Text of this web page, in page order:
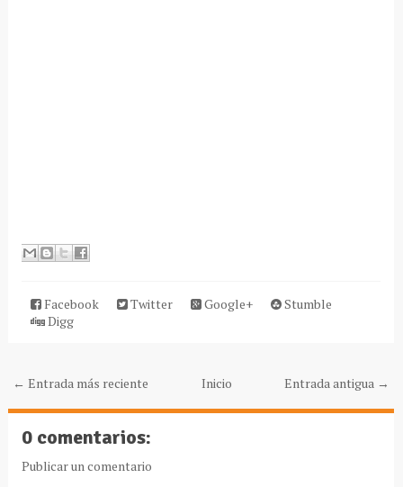
Facebook Twitter Google+
Stumble
Digg
← Entrada más reciente Entrada antigua →
Inicio
0 comentarios:
Publicar un comentario